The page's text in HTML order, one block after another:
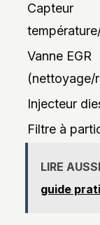
Capteur
Vanne EGR
(nettoyage/
Injecteur
Filtre à
LIRE AUSSI
guide